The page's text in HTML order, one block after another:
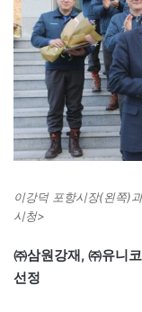
이강덕 포항시장(왼쪽)
시청>
㈜삼원강재, ㈜유니
선정